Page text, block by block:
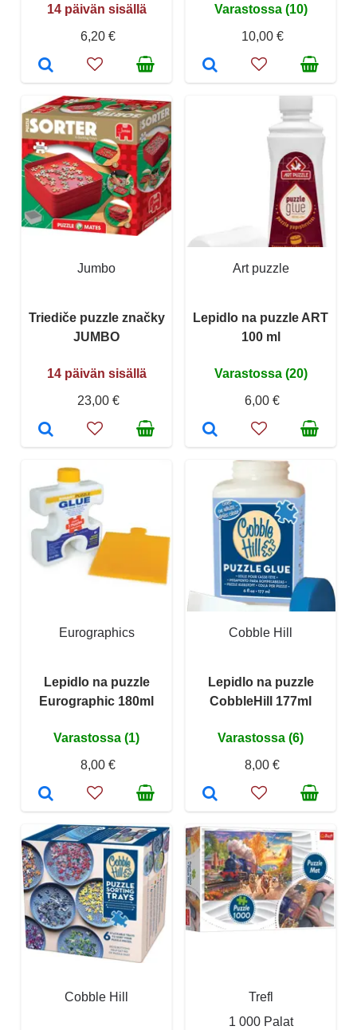
14 päivän sisällä
6,20 €
Varastossa (10)
10,00 €
Jumbo
Triediče puzzle značky
JUMBO
14 päivän sisällä
23,00 €
Art puzzle
Lepidlo na puzzle ART
100 ml
Varastossa (20)
6,00 €
Eurographics
Lepidlo na puzzle
Eurographic 180ml
Varastossa (1)
8,00 €
Cobble Hill
Lepidlo na puzzle
CobbleHill 177ml
Varastossa (6)
8,00 €
Cobble Hill
Trefl
1 000 Palat